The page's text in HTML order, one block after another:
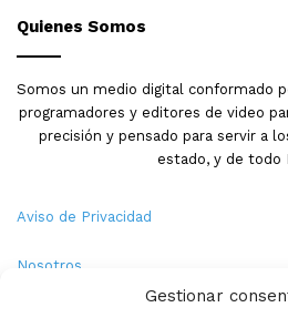
Gestionar
Quienes Somos
Somos un medio digital conformado
programadores y editores de video
precisión y pensado para servir a
estado, y de todo
Aviso de Privacidad
Nosotros